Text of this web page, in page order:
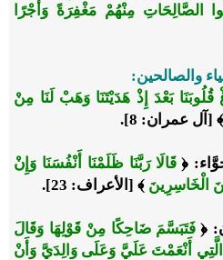
الصَّالِحَاتِ مِنْهُمْ مَغْفِرَةً وَأَجْرًا
والصالحين:
قُلُوبَنَا بَعْدَ إِذْ هَدَيْتَنَا وَهَبْ لَنَا مِنْ
﴾ [آل عمران: 8].
﴿قَالَا رَبَّنَا ظَلَمْنَا أَنْفُسَنَا وَإِنْ
الْخَاسِرِينَ ﴾ [الأعراف: 23].
﴿فَتَبَسَّمَ ضَاحِكًا مِنْ قَوْلِهَا وَقَالَ
أَنْعَمْتَ عَلَيَّ وَعَلَى وَالِدَيَّ وَأَنْ